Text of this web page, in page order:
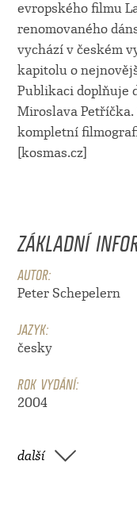
evropského filmu
renomovaného
vychází v českém
kapitolu o
Publikaci doplňuje
Miroslava
kompletní
[kosmas.cz]
ZÁKLADNÍ
AUTOR:
Peter Schepelern
JAZYK:
česky
ROK VYDÁNÍ:
2004
další